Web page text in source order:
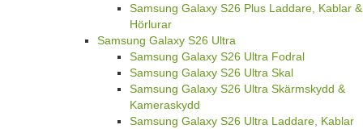
Samsung Galaxy S26 Plus Laddare, Kablar &
Hörlurar
Samsung Galaxy S26 Ultra
Samsung Galaxy S26 Ultra Fodral
Samsung Galaxy S26 Ultra Skal
Samsung Galaxy S26 Ultra Skärmskydd &
Kameraskydd
Samsung Galaxy S26 Ultra Laddare, Kablar